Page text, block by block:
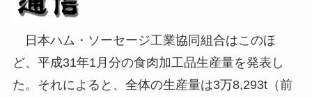
日本ハム・ソーセージ工業協同組合はこのほ
ど、平成31年1月分の食肉加工品生産量を発表し
た。それによると、全体の生産量は3万8,293t（前